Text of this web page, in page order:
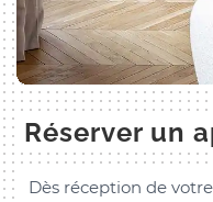
Réserver un
Dès réception de